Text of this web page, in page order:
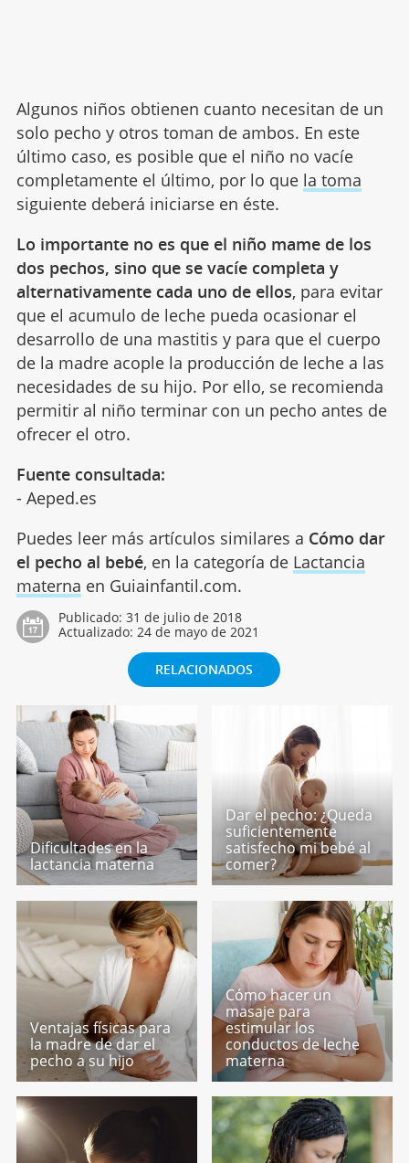
Algunos niños obtienen cuanto necesitan de un
solo pecho y otros toman de ambos. En este
último caso, es posible que el niño no vacíe
completamente el último, por lo que la toma
siguiente deberá iniciarse en éste.
Lo importante no es que el niño mame de los
dos pechos, sino que se vacíe completa y
alternativamente cada uno de ellos, para evitar
que el acumulo de leche pueda ocasionar el
desarrollo de una mastitis y para que el cuerpo
de la madre acople la producción de leche a las
necesidades de su hijo. Por ello, se recomienda
permitir al niño terminar con un pecho antes de
ofrecer el otro.
Fuente consultada:
- Aeped.es
Puedes leer más artículos similares a Cómo dar
el pecho al bebé, en la categoría de Lactancia
materna en Guiainfantil.com.
Publicado: 31 de julio de 2018
Actualizado: 24 de mayo de 2021
RELACIONADOS
Dificultades en la
lactancia materna
Dar el pecho: ¿Queda
suficientemente
satisfecho mi bebé al
comer?
Ventajas físicas para
la madre de dar el
pecho a su hijo
Cómo hacer un
masaje para
estimular los
conductos de leche
materna